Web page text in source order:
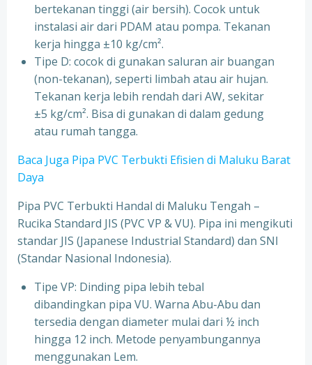
bertekanan tinggi (air bersih). Cocok untuk
instalasi air dari PDAM atau pompa. Tekanan
kerja hingga ±10 kg/cm².
Tipe D: cocok di gunakan saluran air buangan
(non-tekanan), seperti limbah atau air hujan.
Tekanan kerja lebih rendah dari AW, sekitar
±5 kg/cm². Bisa di gunakan di dalam gedung
atau rumah tangga.
Baca Juga Pipa PVC Terbukti Efisien di Maluku Barat
Daya
Pipa PVC Terbukti Handal di Maluku Tengah –
Rucika Standard JIS (PVC VP & VU). Pipa ini mengikuti
standar JIS (Japanese Industrial Standard) dan SNI
(Standar Nasional Indonesia).
Tipe VP: Dinding pipa lebih tebal
dibandingkan pipa VU. Warna Abu-Abu dan
tersedia dengan diameter mulai dari ½ inch
hingga 12 inch. Metode penyambungannya
menggunakan Lem.